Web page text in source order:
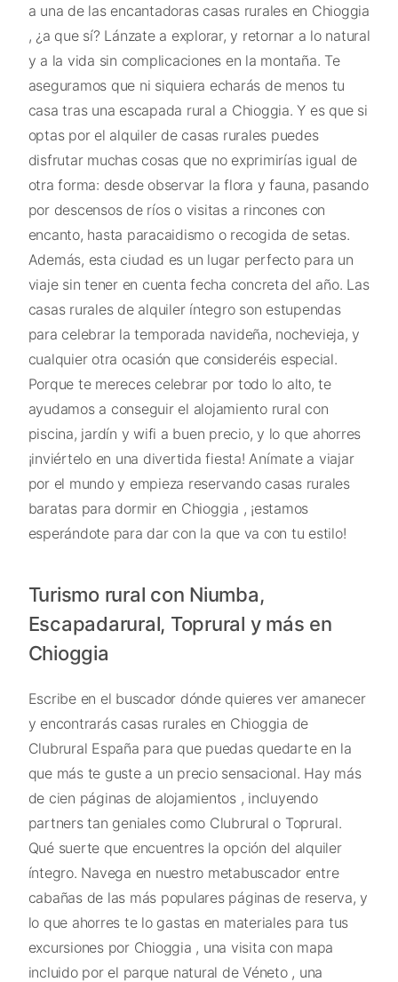
a una de las encantadoras casas rurales en Chioggia
, ¿a que sí? Lánzate a explorar, y retornar a lo natural
y a la vida sin complicaciones en la montaña. Te
aseguramos que ni siquiera echarás de menos tu
casa tras una escapada rural a Chioggia. Y es que si
optas por el alquiler de casas rurales puedes
disfrutar muchas cosas que no exprimirías igual de
otra forma: desde observar la flora y fauna, pasando
por descensos de ríos o visitas a rincones con
encanto, hasta paracaidismo o recogida de setas.
Además, esta ciudad es un lugar perfecto para un
viaje sin tener en cuenta fecha concreta del año. Las
casas rurales de alquiler íntegro son estupendas
para celebrar la temporada navideña, nochevieja, y
cualquier otra ocasión que consideréis especial.
Porque te mereces celebrar por todo lo alto, te
ayudamos a conseguir el alojamiento rural con
piscina, jardín y wifi a buen precio, y lo que ahorres
¡inviértelo en una divertida fiesta! Anímate a viajar
por el mundo y empieza reservando casas rurales
baratas para dormir en Chioggia , ¡estamos
esperándote para dar con la que va con tu estilo!
Turismo rural con Niumba,
Escapadarural, Toprural y más en
Chioggia
Escribe en el buscador dónde quieres ver amanecer
y encontrarás casas rurales en Chioggia de
Clubrural España para que puedas quedarte en la
que más te guste a un precio sensacional. Hay más
de cien páginas de alojamientos , incluyendo
partners tan geniales como Clubrural o Toprural.
Qué suerte que encuentres la opción del alquiler
íntegro. Navega en nuestro metabuscador entre
cabañas de las más populares páginas de reserva, y
lo que ahorres te lo gastas en materiales para tus
excursiones por Chioggia , una visita con mapa
incluido por el parque natural de Véneto , una